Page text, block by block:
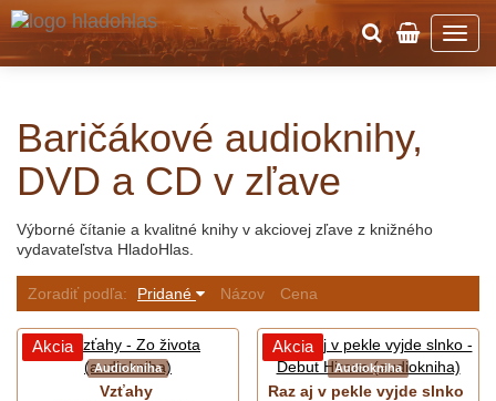
Baričákové audioknihy,
DVD a CD v zľave
Výborné čítanie a kvalitné knihy v akciovej zľave z knižného
vydavateľstva HladoHlas.
Zoradiť podľa: Pridané Názov Cena
Akcia
Audiokniha
Vzťahy
Akcia
Audiokniha
Raz aj v pekle vyjde slnko